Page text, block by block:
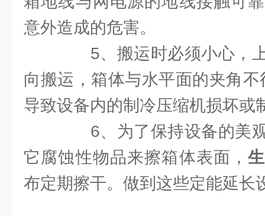
意外造成的危害。
5、搬运时必须小心，上
向搬运，箱体与水平面的夹角
导致设备内的制冷压缩机损坏或
6、为了保持设备的美观
它腐蚀性物品来擦箱体表面，
布定期擦干。做到这些定能延长